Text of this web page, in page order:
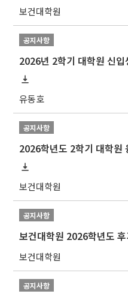
보건대학원
공지사항
유동호
공지사항
보건대학원
공지사항
보건대학원 2026학년도
보건대학원
공지사항